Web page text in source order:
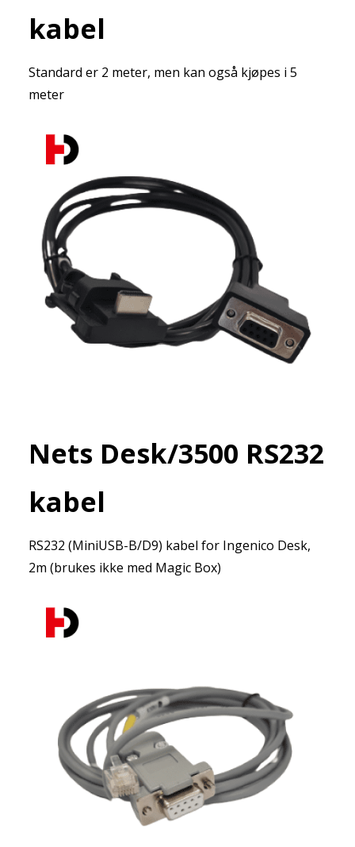
kabel
Standard er 2 meter, men kan også kjøpes i 5
meter
Nets Desk/3500 RS232
kabel
RS232 (MiniUSB-B/D9) kabel for Ingenico Desk,
2m (brukes ikke med Magic Box)